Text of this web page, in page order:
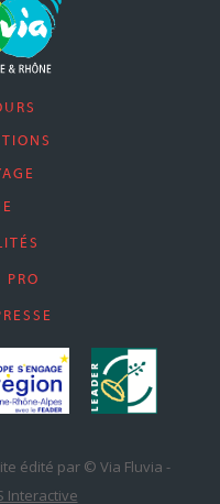
PRO
édité par © Via Fluvia -
Interactive